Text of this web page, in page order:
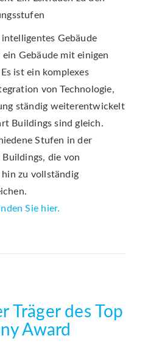
Gebäude
Gebäude mit einigen
ist ein komplexes
von Technologie,
ständig weiterentwickelt
Buildings sind gleich.
Stufen in der
die von
hin zu vollständig
Sie hier.
Träger des Top
Award